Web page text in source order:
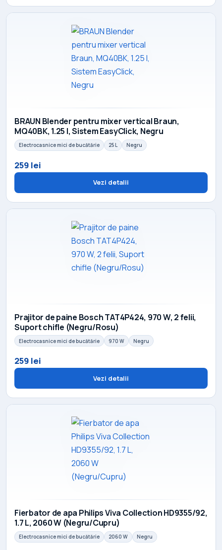
BRAUN Blender pentru mixer vertical Braun,
MQ40BK, 1.25 l, Sistem EasyClick, Negru
Electrocasnice mici de bucătărie 25 L Negru
259 lei
Vezi detalii
Prajitor de paine Bosch TAT4P424, 970 W, 2 felii,
Suport chifle (Negru/Rosu)
Electrocasnice mici de bucătărie 970 W Negru
259 lei
Vezi detalii
Fierbator de apa Philips Viva Collection HD9355/92,
1.7 L, 2060 W (Negru/Cupru)
Electrocasnice mici de bucătărie 2060 W Negru